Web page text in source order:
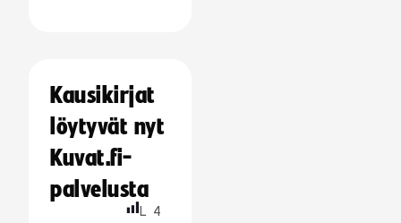
Kausikirjat
löytyvät nyt
Kuvat.fi-
palvelusta
L 4